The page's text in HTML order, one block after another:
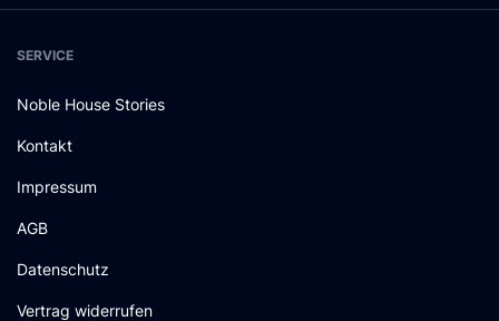
SERVICE
Noble House Stories
Kontakt
Impressum
AGB
Datenschutz
Vertrag widerrufen